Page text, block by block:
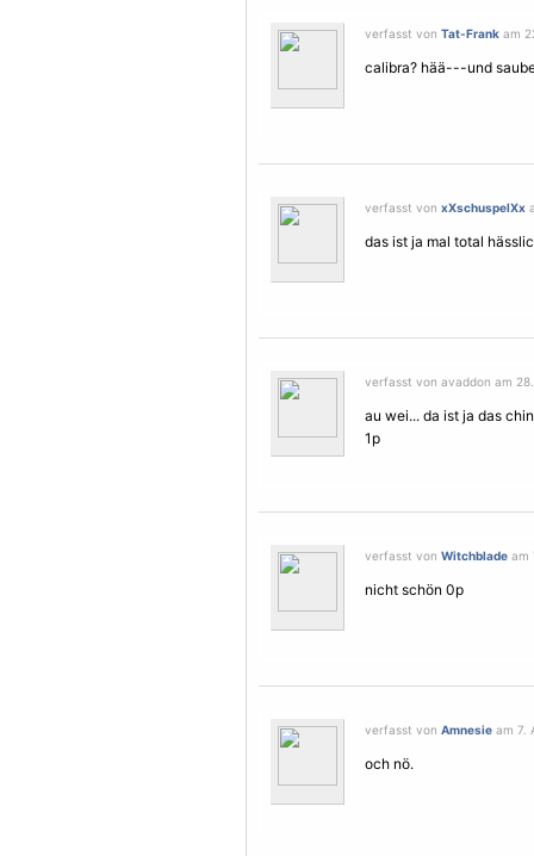
verfasst von Tat-Frank am
calibra? hää---und
verfasst von xXschuspelXx
das ist ja mal total
verfasst von avaddon am
au wei... da ist ja das
1p
verfasst von Witchblade am
nicht schön 0p
verfasst von Amnesie am 7.
och nö.